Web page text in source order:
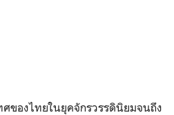
ของไทยในยุคจักรวรรดินิยมจนถึง